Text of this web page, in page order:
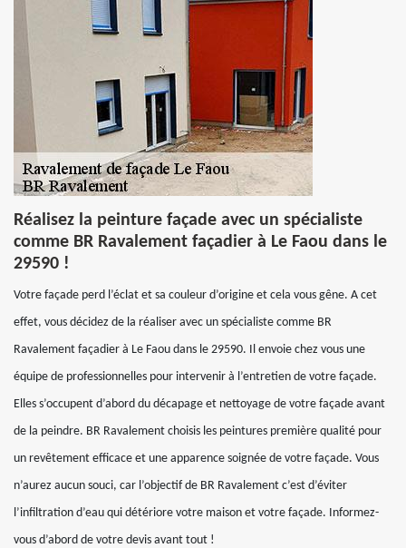
Réalisez la peinture façade avec un spécialiste
comme BR Ravalement façadier à Le Faou dans le
29590 !
Votre façade perd l’éclat et sa couleur d’origine et cela vous gêne. A cet
effet, vous décidez de la réaliser avec un spécialiste comme BR
Ravalement façadier à Le Faou dans le 29590. Il envoie chez vous une
équipe de professionnelles pour intervenir à l’entretien de votre façade.
Elles s’occupent d’abord du décapage et nettoyage de votre façade avant
de la peindre. BR Ravalement choisis les peintures première qualité pour
un revêtement efficace et une apparence soignée de votre façade. Vous
n’aurez aucun souci, car l’objectif de BR Ravalement c’est d’éviter
l’infiltration d’eau qui détériore votre maison et votre façade. Informez-
vous d’abord de votre devis avant tout !